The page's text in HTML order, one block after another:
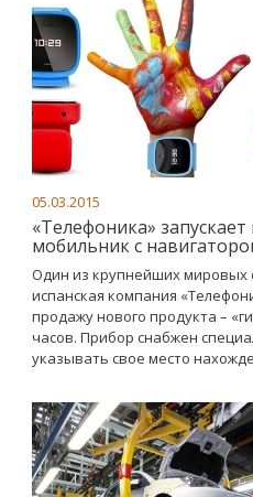
05.03.2015
«Телефоника»
мобильник с
Один из крупнейших мировых
испанская компания
продажу нового продукта –
часов. Прибор снабжен
указывать свое место